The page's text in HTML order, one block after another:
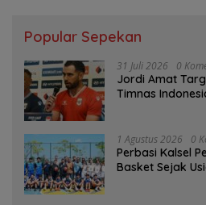
Popular Sepekan
31 Juli 2026 0
Jordi Amat
Timnas
1 Agustus 2026 0
Perbasi Kalsel
Basket Sejak